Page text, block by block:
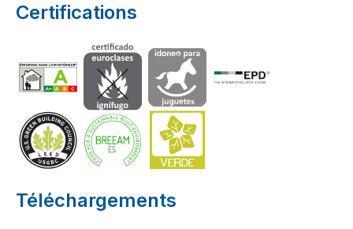
Certifications
Téléchargements